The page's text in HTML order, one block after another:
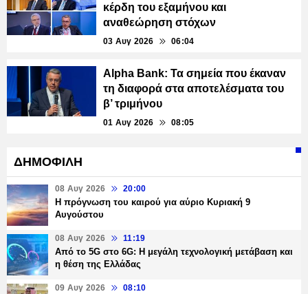
κέρδη του εξαμήνου και
αναθεώρηση στόχων
03 Αυγ 2026 06:04
Alpha Bank: Τα σημεία που έκαναν
τη διαφορά στα αποτελέσματα του
β’ τριμήνου
01 Αυγ 2026 08:05
ΔΗΜΟΦΙΛΗ
08 Αυγ 2026 20:00
Η πρόγνωση του καιρού για αύριο Κυριακή 9
Αυγούστου
08 Αυγ 2026 11:19
Από το 5G στο 6G: Η μεγάλη τεχνολογική μετάβαση και
η θέση της Ελλάδας
09 Αυγ 2026 08:10